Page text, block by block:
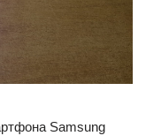
Samsung